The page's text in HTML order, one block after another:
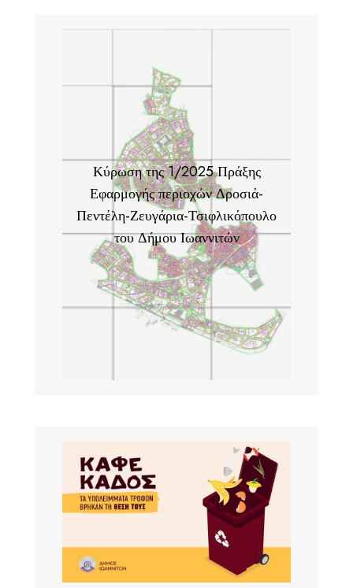
Κύρωση της 1/2025 Πράξης
Εφαρμογής περιοχών Δροσιά-
Πεντέλη-Ζευγάρια-Τσιφλικόπουλο
του Δήμου Ιωαννιτών